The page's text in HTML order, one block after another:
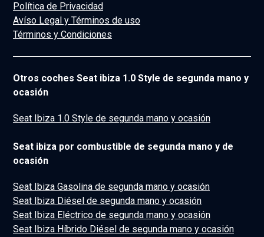
Política de Privacidad
Avíso Legal y Términos de uso
Términos y Condiciones
Otros coches Seat ibiza 1.0 Style de segunda mano y
ocasión
Seat Ibiza 1.0 Style de segunda mano y ocasión
Seat ibiza por combustible de segunda mano y de
ocasión
Seat Ibiza Gasolina de segunda mano y ocasión
Seat Ibiza Diésel de segunda mano y ocasión
Seat Ibiza Eléctrico de segunda mano y ocasión
Seat Ibiza Híbrido Diésel de segunda mano y ocasión